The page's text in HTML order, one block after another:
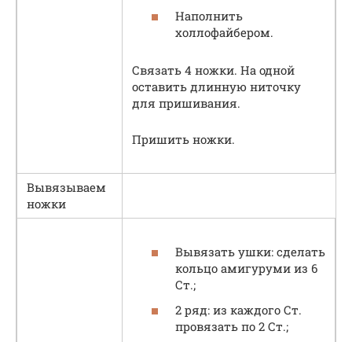
Наполнить
холлофайбером.
Связать 4 ножки. На одной
оставить длинную ниточку
для пришивания.
Пришить ножки.
Вывязываем
ножки
Вывязать ушки: сделать
кольцо амигуруми из 6
Ст.;
2 ряд: из каждого Ст.
провязать по 2 Ст.;